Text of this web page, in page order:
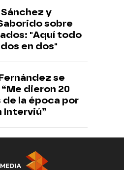
y
sobre
"Aquí todo
en dos"
se
dieron 20
de la época por
Interviú”